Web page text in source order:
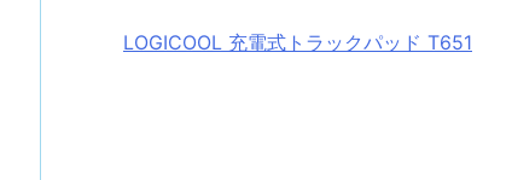
LOGICOOL 充電式トラックパッド T651